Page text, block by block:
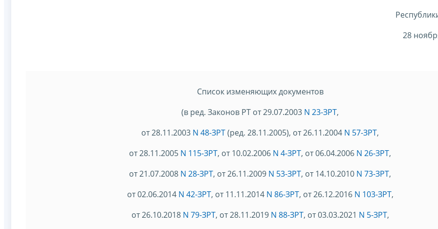
28
Список изменяющих документов
(в ред. Законов РТ от 29.07.2003 N 23-ЗРТ,
от 28.11.2003 N 48-ЗРТ(ред. 28.11.2005), от 26.11.2004 N 57-ЗРТ,
от 28.11.2005 N 115-ЗРТ, от 10.02.2006 N 4-ЗРТ, от 06.04.2006 N 26-ЗРТ,
от 21.07.2008 N 28-ЗРТ, от 26.11.2009 N 53-ЗРТ, от 14.10.2010 N 73-ЗРТ,
от 02.06.2014 N 42-ЗРТ, от 11.11.2014 N 86-ЗРТ, от 26.12.2016 N 103-ЗРТ,
от 26.10.2018 N 79-ЗРТ, от 28.11.2019 N 88-ЗРТ, от 03.03.2021 N 5-ЗРТ,